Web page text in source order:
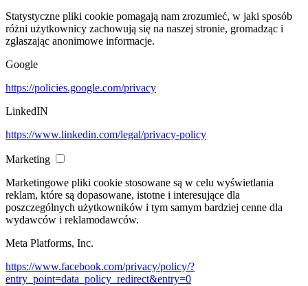
Statystyczne pliki cookie pomagają nam zrozumieć, w jaki sposób
różni użytkownicy zachowują się na naszej stronie, gromadząc i
zgłaszając anonimowe informacje.
Google
https://policies.google.com/privacy
LinkedIN
https://www.linkedin.com/legal/privacy-policy
Marketing
Marketingowe pliki cookie stosowane są w celu wyświetlania
reklam, które są dopasowane, istotne i interesujące dla
poszczególnych użytkowników i tym samym bardziej cenne dla
wydawców i reklamodawców.
Meta Platforms, Inc.
https://www.facebook.com/privacy/policy/?
entry_point=data_policy_redirect&entry=0